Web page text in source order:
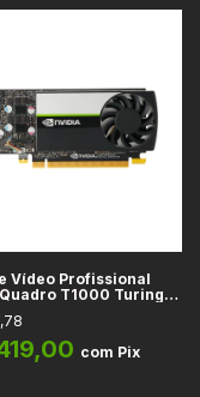
Vídeo Profissional
T1000 Turing
192-bit, PCIe 3.0
Mini DisplayPort
com Pix